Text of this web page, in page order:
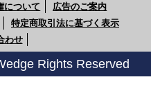
について
広告のご案内
特定商取引法に基づく表示
わせ
Rights Reserved